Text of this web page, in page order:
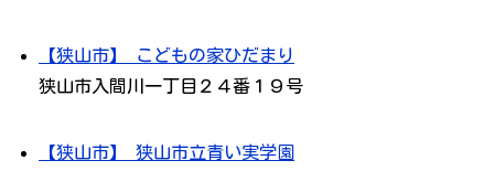
【狭山市】 こどもの家ひだまり
狭山市入間川一丁目２４番１９号
【狭山市】 狭山市立青い実学園